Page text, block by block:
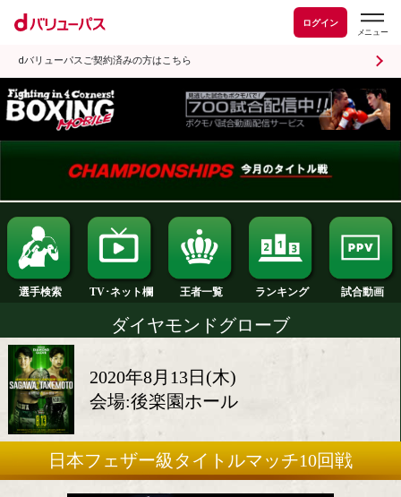
ログイン
dバリューパスご契約済みの方はこちら
選手検索 TV･ネット欄 ランキング
ダイヤモンドグローブ
2020年8月13日(木)
会場:後楽園ホール